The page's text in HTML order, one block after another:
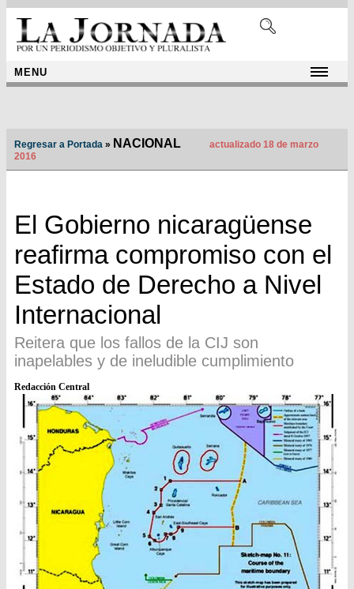
MENU
Regresar a Portada » NACIONAL
actualizado 18 de marzo
2016
El Gobierno nicaragüense
reafirma compromiso con el
Estado de Derecho a Nivel
Internacional
Reitera que los fallos de la CIJ son
inapelables y de ineludible cumplimiento
Redacción Central